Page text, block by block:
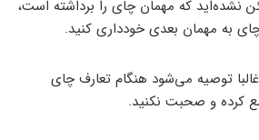
نشده‌اید که مهمان چای را برداشته است،
به مهمان بعدی خودداری کنید.
توصیه ‌می‌شود هنگام تعارف چای
کرده و صحبت نکنید.